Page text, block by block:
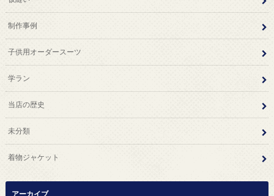
制作事例
子供用オーダースーツ
学ラン
当店の歴史
未分類
着物ジャケット
アーカイブ